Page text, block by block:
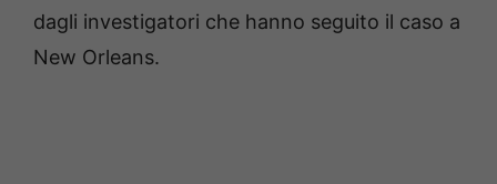
dagli investigatori che hanno seguito il caso a
New Orleans.